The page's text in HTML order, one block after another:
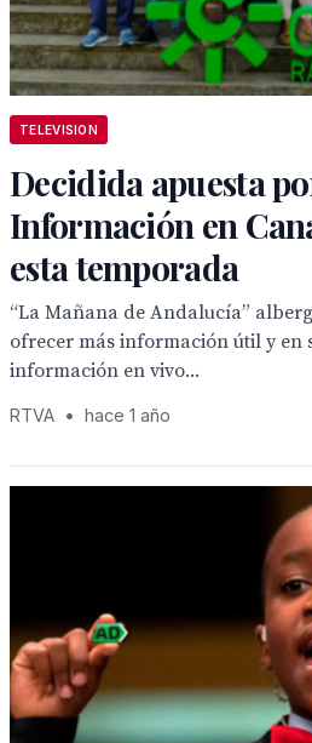
TELEVISION
Decidida apuesta
Información en
esta temporada
“La Mañana de Andalucía”
ofrecer más información útil y en
información en vivo...
RTVA • hace 1 año